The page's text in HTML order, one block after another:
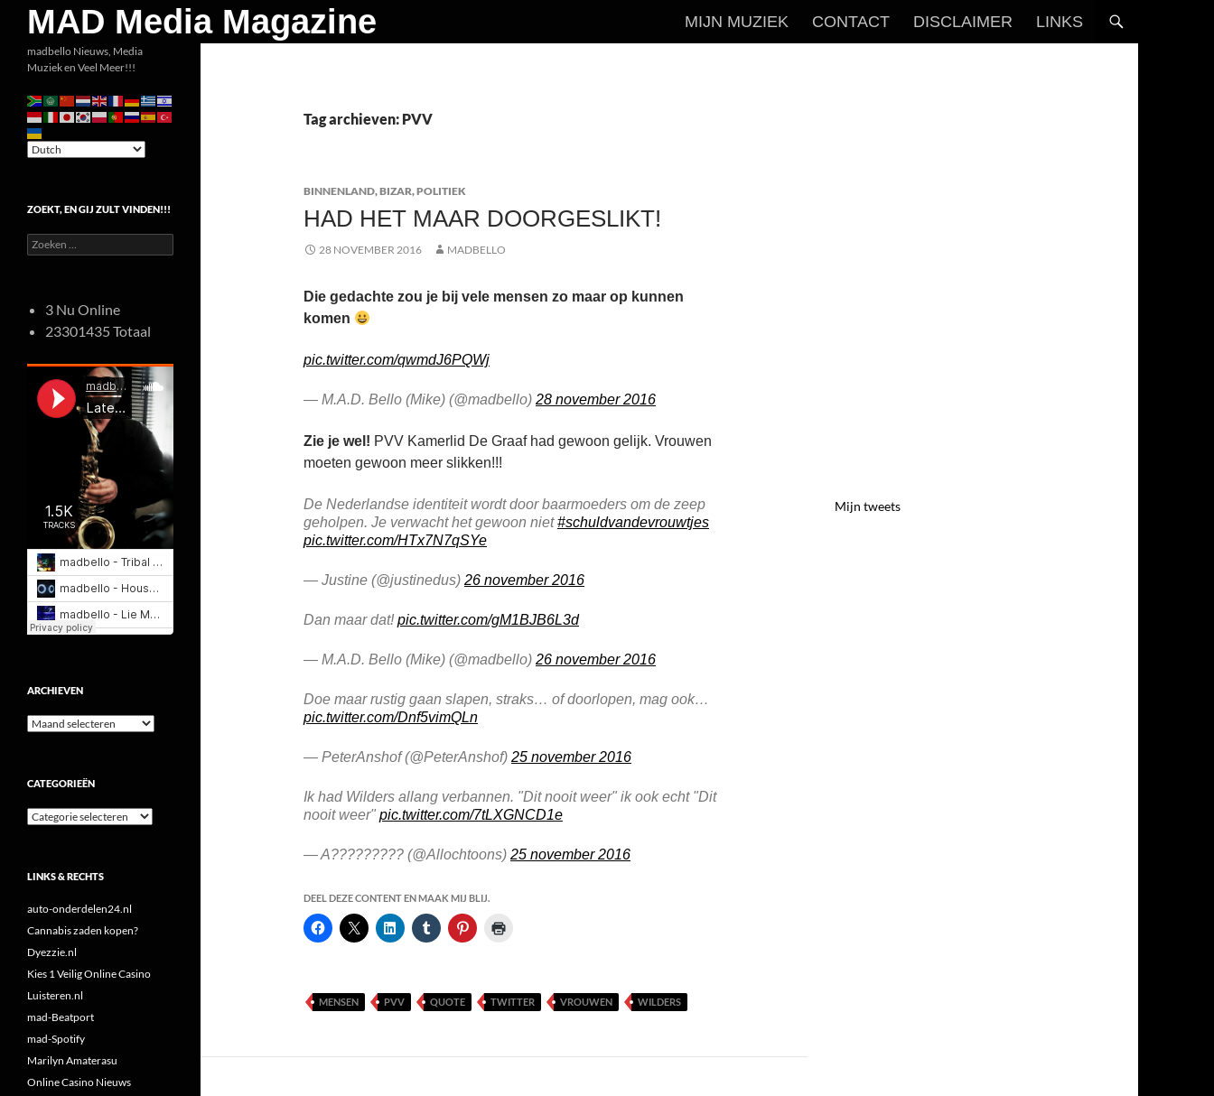
inhoud
MAD Media Magazine
Zoeken
MIJN MUZIEK CONTACT DISCLAIMER LINKS
Tag archieven: PVV
BINNENLAND,BIZAR,POLITIEK
HAD HET MAAR DOORGESLIKT!
28 NOVEMBER 2016 MADBELLO
Die gedachte zou je bij vele mensen zo maar op kunnen
komen
pic.twitter.com/qwmdJ6PQWj
— M.A.D. Bello (Mike) (@madbello) 28 november 2016
Zie je wel! PVV Kamerlid De Graaf had gewoon gelijk. Vrouwen
moeten gewoon meer slikken!!!
De Nederlandse identiteit wordt door baarmoeders om de zeep
geholpen. Je verwacht het gewoon niet#schuldvandevrouwtjes
pic.twitter.com/HTx7N7qSYe
— Justine (@justinedus) 26 november 2016
Dan maar dat!pic.twitter.com/gM1BJB6L3d
— M.A.D. Bello (Mike) (@madbello) 26 november 2016
Doe maar rustig gaan slapen, straks… of doorlopen, mag ook…
pic.twitter.com/Dnf5vimQLn
— PeterAnshof (@PeterAnshof) 25 november 2016
Ik had Wilders allang verbannen. "Dit nooit weer" ik ook echt "Dit
nooit weer" pic.twitter.com/7tLXGNCD1e
— A????????? (@Allochtoons) 25 november 2016
DEEL DEZE CONTENT EN MAAK MIJ BLIJ.
MENSEN PVV QUOTE TWITTER VROUWEN WILDERS
Mijn tweets
madbello Nieuws, Media
Muziek en Veel Meer!!!
ZOEKT, EN GIJ ZULT VINDEN!!!
Zoeken
naar:
3 Nu Online
23301435 Totaal
ARCHIEVEN
Archieven
CATEGORIEËN
Categorieën
LINKS & RECHTS
auto-onderdelen24.nl
Cannabis zaden kopen?
Dyezzie.nl
Kies 1 Veilig Online Casino
Luisteren.nl
mad-Beatport
mad-Spotify
Marilyn Amaterasu
Online Casino Nieuws